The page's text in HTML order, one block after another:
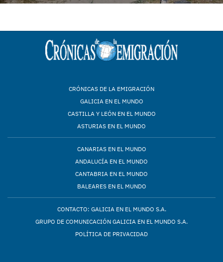
CRÓNICAS DE LA EMIGRACIÓN
GALICIA EN EL MUNDO
CASTILLA Y LEÓN EN EL MUNDO
ASTURIAS EN EL MUNDO
CANARIAS EN EL MUNDO
ANDALUCÍA EN EL MUNDO
CANTABRIA EN EL MUNDO
BALEARES EN EL MUNDO
CONTACTO: GALICIA EN EL MUNDO S.A.
GRUPO DE COMUNICACIÓN GALICIA EN EL MUNDO S.A.
POLÍTICA DE PRIVACIDAD